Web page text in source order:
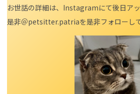
お世話の詳細は、Instagramにて後日アッ
是非＠petsitter.patriaを是非フォローし